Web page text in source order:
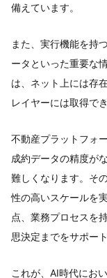
備えています。
また、実行機能を持
ータといった重要な
は、ネット上には存
レイヤーには取得で
不動産プラットフォ
成約データの精度が
難しくなります。そ
性の高いスケールを
点、業務プロセスを
思決定までをサポー
これが、AI時代にお